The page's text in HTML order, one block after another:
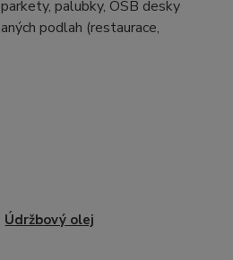
palubky, OSB desky
podlah (restaurace,
Údržbový olej